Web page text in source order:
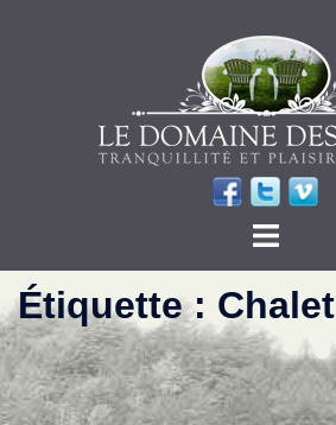
Étiquette : Chalet